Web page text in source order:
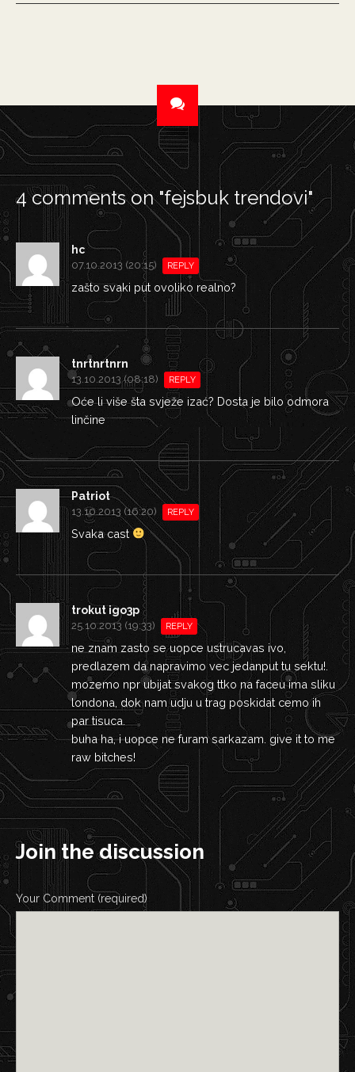
4 comments on "fejsbuk trendovi"
hc
07.10.2013 (20:15) REPLY
zašto svaki put ovoliko realno?
tnrtnrtnrn
13.10.2013 (08:18) REPLY
Oće li više šta svježe izać? Dosta je bilo odmora
linčine
Patriot
13.10.2013 (16:20) REPLY
Svaka cast
trokut igo3p
25.10.2013 (19:33) REPLY
ne znam zasto se uopce ustrucavas ivo,
predlazem da napravimo vec jedanput tu sektu!.
mozemo npr ubijat svakog ttko na faceu ima sliku
londona, dok nam udju u trag poskidat cemo ih
par tisuca.
buha ha, i uopce ne furam sarkazam. give it to me
raw bitches!
Join the discussion
Your Comment (required)